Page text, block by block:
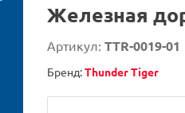
Железная
Артикул: TTR-0019-01
Бренд:Thunder Tiger